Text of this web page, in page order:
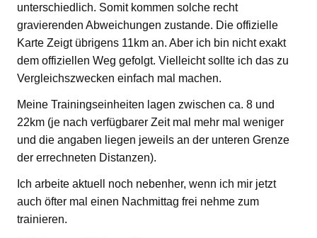
unterschiedlich. Somit kommen solche recht
gravierenden Abweichungen zustande. Die offizielle
Karte Zeigt übrigens 11km an. Aber ich bin nicht exakt
dem offiziellen Weg gefolgt. Vielleicht sollte ich das zu
Vergleichszwecken einfach mal machen.
Meine Trainingseinheiten lagen zwischen ca. 8 und
22km (je nach verfügbarer Zeit mal mehr mal weniger
und die angaben liegen jeweils an der unteren Grenze
der errechneten Distanzen).
Ich arbeite aktuell noch nebenher, wenn ich mir jetzt
auch öfter mal einen Nachmittag frei nehme zum
trainieren.